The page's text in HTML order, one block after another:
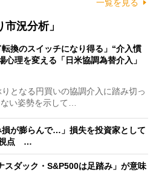
一覧を見る
況分析」
転換のスイッチになり得る」“介入慣
心理を変える「日米協調為替介入」
となる円買いの協調介入に踏み切っ
い姿勢を示して…
損が膨らんで…」損失を投資家として
視点 …
スダック・S&P500は足踏み」が意味